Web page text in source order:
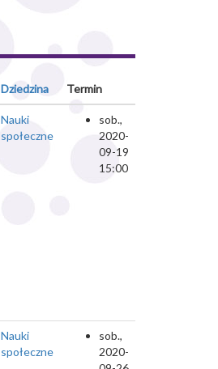
Dziedzina Termin
Nauki
społeczne
sob.,
2020-
09-19
15:00
Nauki
społeczne
sob.,
2020-